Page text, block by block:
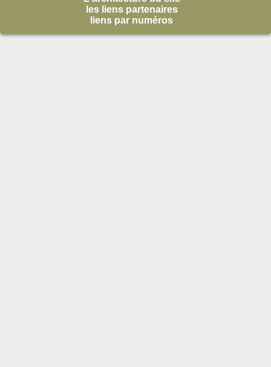
les liens partenaires
liens par numéros